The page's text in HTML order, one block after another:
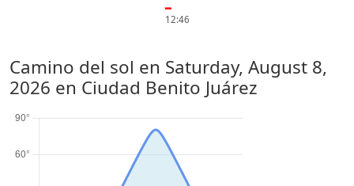
━
12:46
Camino del sol en Saturday, August 8,
2026 en Ciudad Benito Juárez